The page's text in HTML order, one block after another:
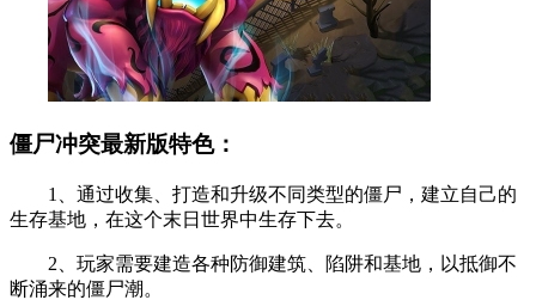
僵尸冲突最新版特色：
1、通过收集、打造和升级不同类型的僵尸，建立自己的
生存基地，在这个末日世界中生存下去。
2、玩家需要建造各种防御建筑、陷阱和基地，以抵御不
断涌来的僵尸潮。